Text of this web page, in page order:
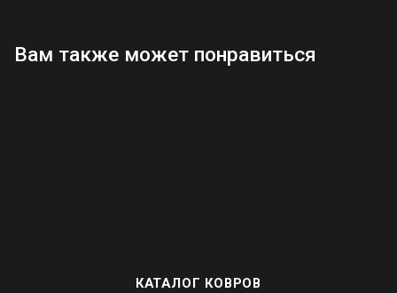
Вам также может понравиться
КАТАЛОГ КОВРОВ